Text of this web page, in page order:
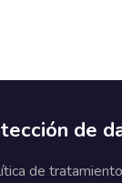
de
de